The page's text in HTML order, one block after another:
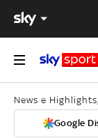
News e
Google